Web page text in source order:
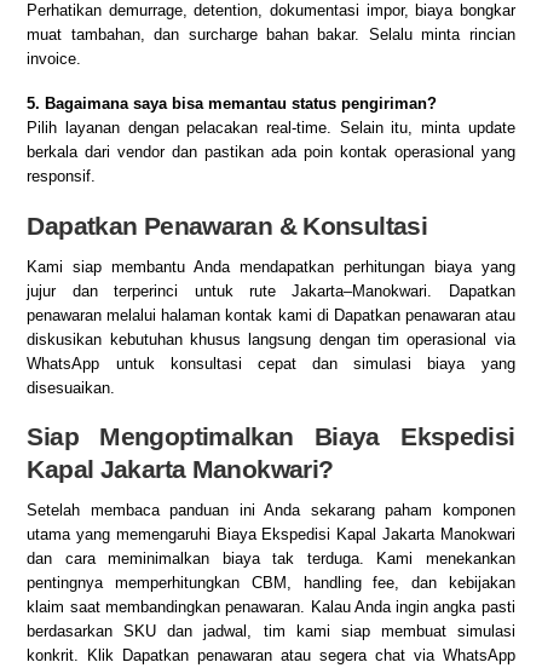
Perhatikan demurrage, detention, dokumentasi impor, biaya bongkar
muat tambahan, dan surcharge bahan bakar. Selalu minta rincian
invoice.
5. Bagaimana saya bisa memantau status pengiriman?
Pilih layanan dengan pelacakan real-time. Selain itu, minta update
berkala dari vendor dan pastikan ada poin kontak operasional yang
responsif.
Dapatkan Penawaran & Konsultasi
Kami siap membantu Anda mendapatkan perhitungan biaya yang
jujur dan terperinci untuk rute Jakarta–Manokwari. Dapatkan
penawaran melalui halaman kontak kami di Dapatkan penawaranatau
diskusikan kebutuhan khusus langsung dengan tim operasional via
WhatsApp untuk konsultasi cepat dan simulasi biaya yang
disesuaikan.
Siap Mengoptimalkan Biaya Ekspedisi
Kapal Jakarta Manokwari?
Setelah membaca panduan ini Anda sekarang paham komponen
utama yang memengaruhi Biaya Ekspedisi Kapal Jakarta Manokwari
dan cara meminimalkan biaya tak terduga. Kami menekankan
pentingnya memperhitungkan CBM, handling fee, dan kebijakan
klaim saat membandingkan penawaran. Kalau Anda ingin angka pasti
berdasarkan SKU dan jadwal, tim kami siap membuat simulasi
konkrit. Klik
Dapatkan penawaran atau segera chat via WhatsApp